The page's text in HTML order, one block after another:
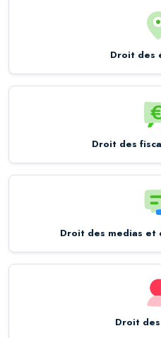
Droit des
Droit des
Droit des medias et
Droit